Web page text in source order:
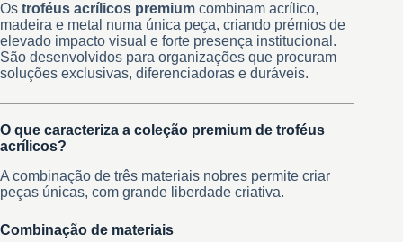
Os troféus acrílicos premium combinam acrílico,
madeira e metal numa única peça, criando prémios de
elevado impacto visual e forte presença institucional.
São desenvolvidos para organizações que procuram
soluções exclusivas, diferenciadoras e duráveis.
O que caracteriza a coleção premium de troféus
acrílicos?
A combinação de três materiais nobres permite criar
peças únicas, com grande liberdade criativa.
Combinação de materiais